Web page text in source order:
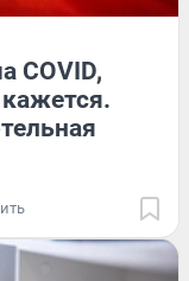
COVID,